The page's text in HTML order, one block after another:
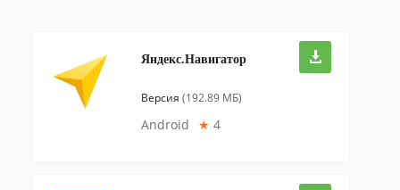
Яндекс.Навигатор
Версия(192.89 МБ)
Android ★ 4